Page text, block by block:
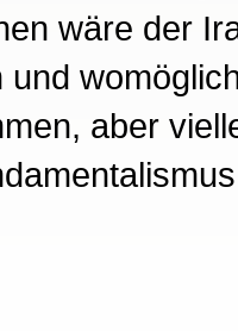
wäre der
und
aber